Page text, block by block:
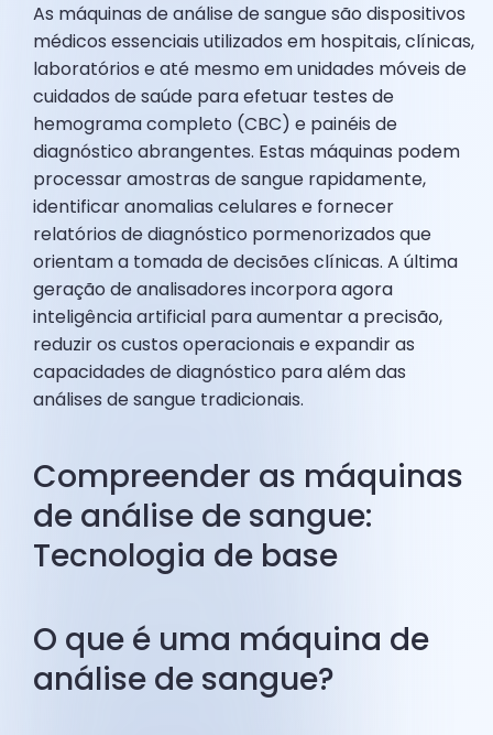
As máquinas de análise de sangue são dispositivos
médicos essenciais utilizados em hospitais, clínicas,
laboratórios e até mesmo em unidades móveis de
cuidados de saúde para efetuar testes de
hemograma completo (CBC) e painéis de
diagnóstico abrangentes. Estas máquinas podem
processar amostras de sangue rapidamente,
identificar anomalias celulares e fornecer
relatórios de diagnóstico pormenorizados que
orientam a tomada de decisões clínicas. A última
geração de analisadores incorpora agora
inteligência artificial para aumentar a precisão,
reduzir os custos operacionais e expandir as
capacidades de diagnóstico para além das
análises de sangue tradicionais.
Compreender as máquinas
de análise de sangue:
Tecnologia de base
O que é uma máquina de
análise de sangue?